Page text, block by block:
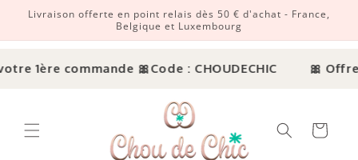
et passer au contenu
Livraison offerte en point relais dès 50 € d'achat - France,
Belgique et Luxembourg
1ère commande 🎀 Code : CHOUDECHIC 🎀 Offre
Panier